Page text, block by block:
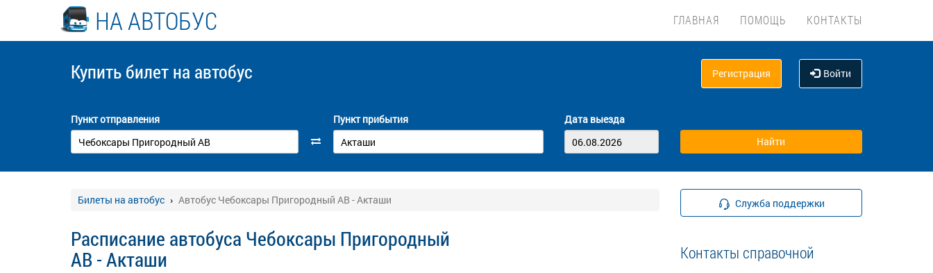
НА АВТОБУС ГЛАВНАЯ ПОМОЩЬ КОНТАКТЫ
Купить билет на автобус Регистрация Войти
Пункт отправления Пункт прибытия Дата выезда
Билеты на автобус Автобус Чебоксары Пригородный АВ - Акташи
Расписание автобуса Чебоксары Пригородный
АВ - Акташи
Служба поддержки
Контакты справочной